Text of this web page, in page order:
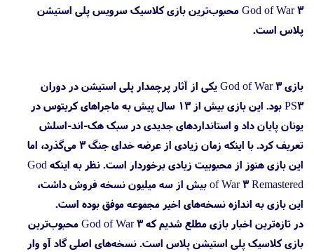
God of War 3 محبوب‌ترین بازی کلاسیک سرویس پلی استیشن
پلاس است.
بازی God of War 3 یکی از آثار پرچمدار پلی استیشن در دوران
PS3 بود. این بازی بیش از ۱۳ سال پیش به ماجراهای کریتوس در
یونان پایان داد و استانداردهای جدیدی در سبک هک-اند-اسلش
تعریف کرد. با اینکه زمان زیادی از عرضه خدای جنگ ۳ می‌گذرد، اما
این بازی هنوز از محبوبیت زیادی برخوردار است. نظر به اینکه God
of War 3 Remastered بیش از سه میلیون نسخه فروش داشت،
این بازی به اندازه نسخه‌های اخیر مجموعه موفق بوده است.
در تازه‌ترین اخبار بازی مطلع شدیم که God of War 3 محبوب‌ترین
بازی کلاسیک پلی استیشن پلاس است. نسخه‌های اصلی گاد آو وار